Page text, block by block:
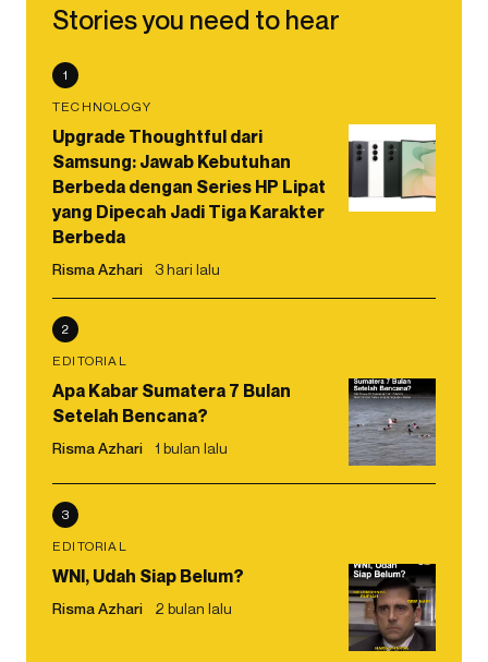
Stories you need to hear
1
TECHNOLOGY
Upgrade Thoughtful dari
Samsung: Jawab Kebutuhan
Berbeda dengan Series HP Lipat
yang Dipecah Jadi Tiga Karakter
Berbeda
Risma Azhari 3 hari lalu
2
EDITORIAL
Apa Kabar Sumatera 7 Bulan
Setelah Bencana?
Risma Azhari 1 bulan lalu
3
EDITORIAL
WNI, Udah Siap Belum?
Risma Azhari 2 bulan lalu